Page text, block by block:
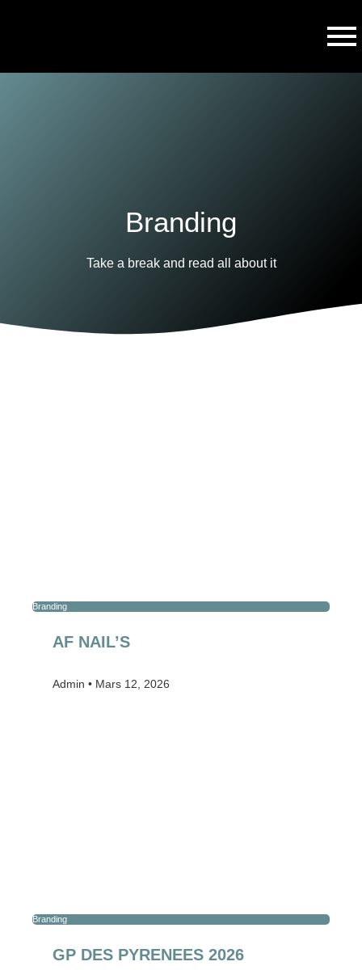
Branding
Take a break and read all about it
Branding
AF NAIL’S
Admin Mars 12, 2026
Branding
GP DES PYRENEES 2026